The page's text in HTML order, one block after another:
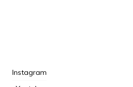
Instagram